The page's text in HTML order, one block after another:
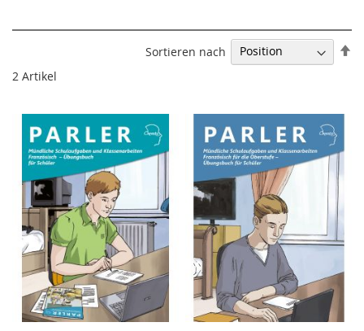
2 Artikel
Sortieren nach